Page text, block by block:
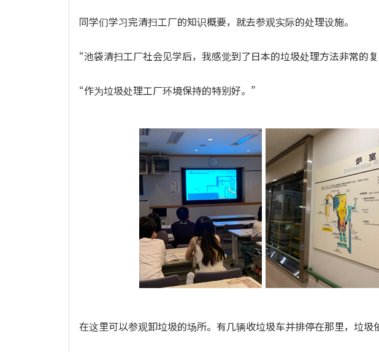
同学们学习完清扫工厂的知识概要，就去参观实际的处理设施。
“池袋清扫工厂社会见学后，我感觉到了日本的垃圾处理方法非常的
“作为垃圾处理工厂环境保持的特别好。”
在这里可以参观卸垃圾的场所。有几辆收垃圾车并排停在那里，垃圾